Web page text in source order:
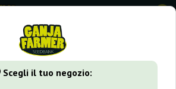
Scegli il tuo negozio:
0
Tipi di Semi Semi Femminizzati di